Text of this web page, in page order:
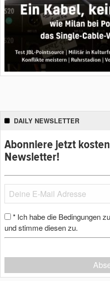
DAILY NEWSLETTER
Abonniere jetzt
Newsletter!
* Ich habe die Bedingungen
und stimme diesen zu.